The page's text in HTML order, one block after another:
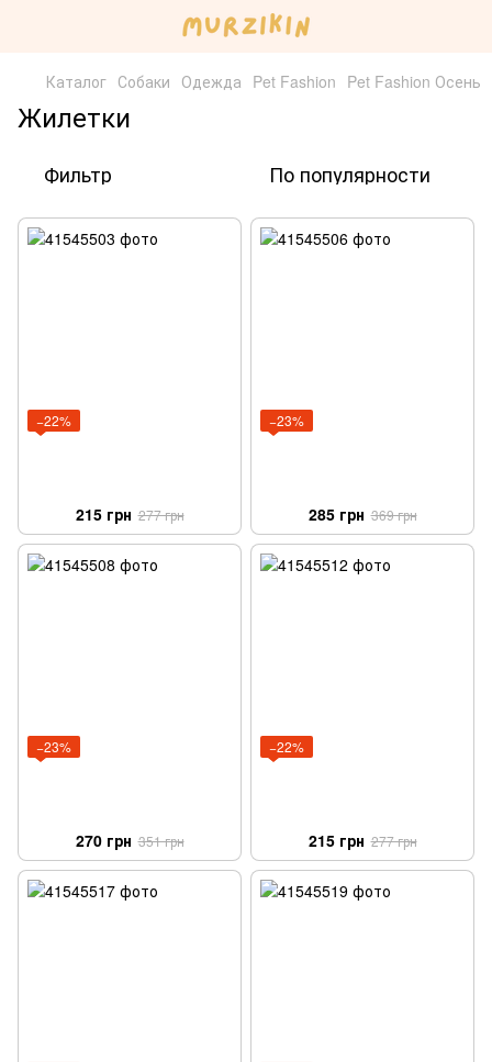
Каталог Собаки Одежда Pet Fashion Pet Fashion Осень
Жилетки
Фильтр По популярности
−22%
215 грн 277 грн
−23%
285 грн 369 грн
−23%
270 грн 351 грн
−22%
215 грн 277 грн